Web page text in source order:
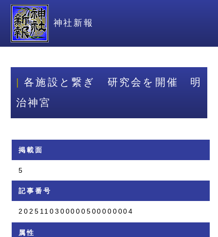
神社新報
各施設と繋ぎ 研究会を開催 明
治神宮
掲載面
5
記事番号
2025110300000500000004
属性